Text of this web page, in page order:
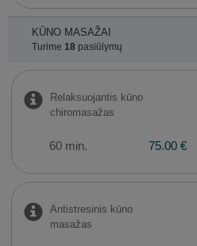
KŪNO MASAŽAI
Turime 18pasiūlymų
Relaksuojantis kūno
chiromasažas
60 min. 75.00 €
Antistresinis kūno
masažas